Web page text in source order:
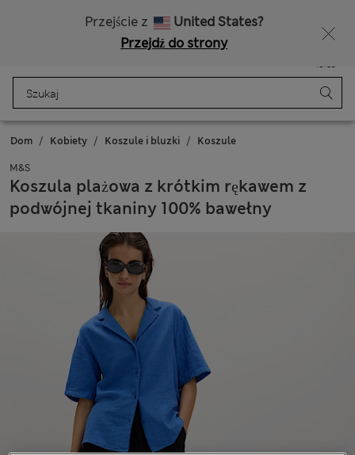
Przejście z
United States?
Przejdź do strony
Torba
Dom Kobiety Koszule i bluzki Koszule
M&S
Koszula plażowa z krótkim rękawem z
podwójnej tkaniny 100% bawełny